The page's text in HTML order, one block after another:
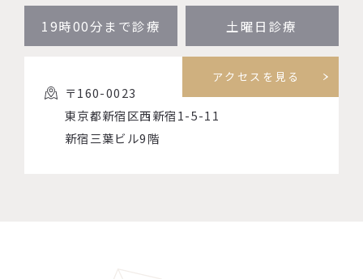
19時00分まで診療 土曜日診療
アクセスを見る
〒160-0023
東京都新宿区西新宿1-5-11
新宿三葉ビル9階